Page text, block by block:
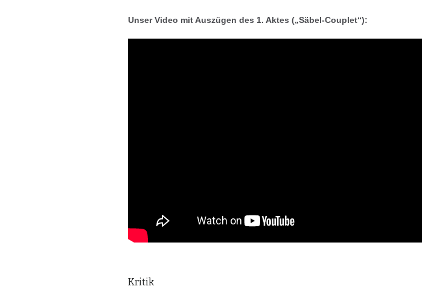
Unser Video mit Auszügen des 1. Aktes („Säbel-Couplet“):
Kritik